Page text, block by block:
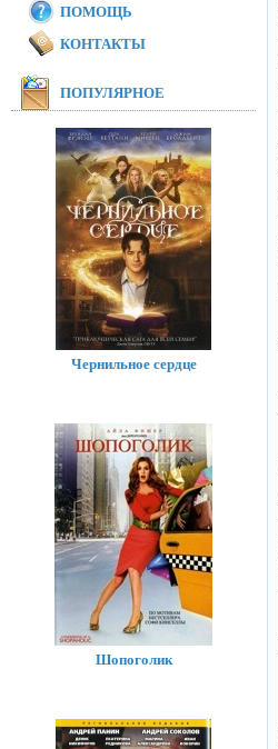
ПОМОЩЬ
КОНТАКТЫ
ПОПУЛЯРНОЕ
Чернильное сердце
Шопоголик